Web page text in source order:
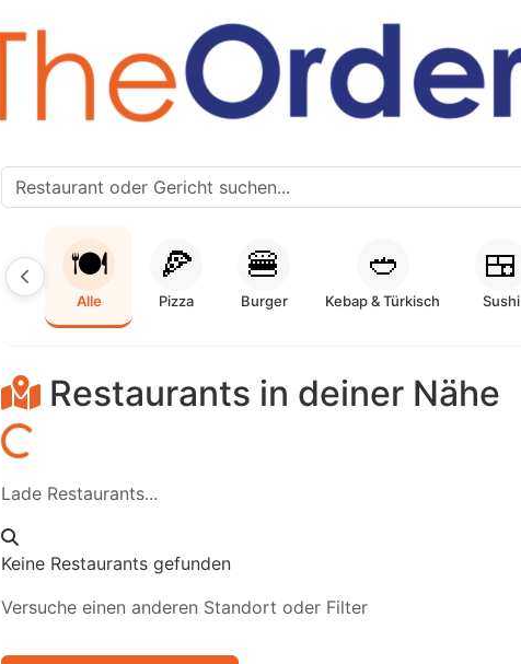
🍽️
Alle
🍕
Pizza
🍔
Burger
🥙
Kebap & Türkisch
🍱
Sushi
Restaurants in deiner Nähe
Laden...
Lade Restaurants...
Keine Restaurants gefunden
Versuche einen anderen Standort oder Filter